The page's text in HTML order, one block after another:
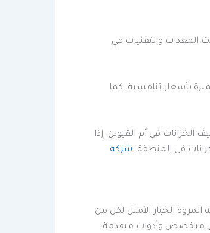
المعدات والتقنيات في
بأسعار تنافسية، كما
في أم القيوين. إذا
في المنطقة. شركة
الخيار الأمثل لكل من
متخصص وأدوات متقدمة